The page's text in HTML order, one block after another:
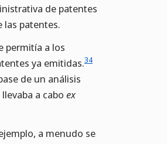
de patentes
las patentes.
permitía a los
ya emitidas.34
de un análisis
a cabo ex
a menudo se